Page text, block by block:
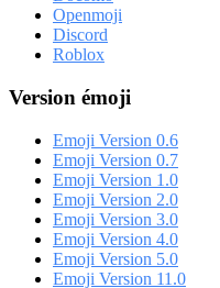
Openmoji
Discord
Roblox
Version émoji
Emoji Version 0.6
Emoji Version 0.7
Emoji Version 1.0
Emoji Version 2.0
Emoji Version 3.0
Emoji Version 4.0
Emoji Version 5.0
Emoji Version 11.0